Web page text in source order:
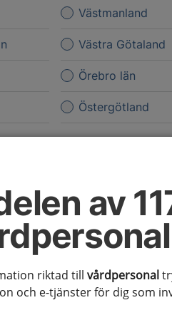
av
riktad till vårdpersonal
och e-tjänster för dig som
Västmanland
Västra Götaland
Örebro län
Östergötland
och viktig information som